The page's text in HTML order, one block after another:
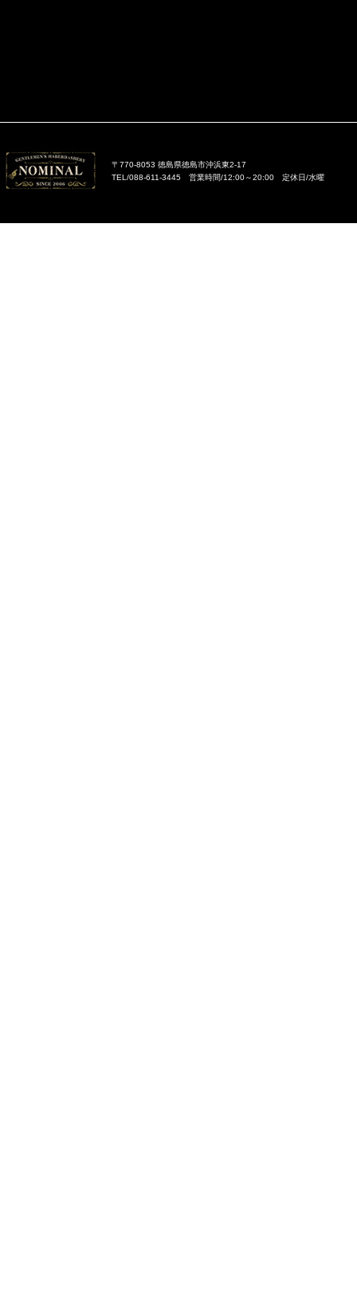
〒770-8053 徳島県徳島市沖浜東2-17
TEL/088-611-3445 営業時間/12:00～20:00 定休日/水曜